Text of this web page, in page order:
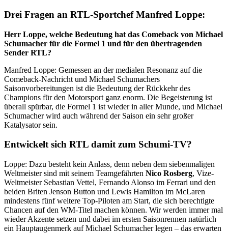
Drei Fragen an RTL-Sportchef Manfred Loppe:
Herr Loppe, welche Bedeutung hat das Comeback von Michael
Schumacher für die Formel 1 und für den übertragenden
Sender RTL?
Manfred Loppe: Gemessen an der medialen Resonanz auf die
Comeback-Nachricht und Michael Schumachers
Saisonvorbereitungen ist die Bedeutung der Rückkehr des
Champions für den Motorsport ganz enorm. Die Begeisterung ist
überall spürbar, die Formel 1 ist wieder in aller Munde, und Michael
Schumacher wird auch während der Saison ein sehr großer
Katalysator sein.
Entwickelt sich RTL damit zum Schumi-TV?
Loppe: Dazu besteht kein Anlass, denn neben dem siebenmaligen
Weltmeister sind mit seinem Teamgefährten Nico Rosberg, Vize-
Weltmeister Sebastian Vettel, Fernando Alonso im Ferrari und den
beiden Briten Jenson Button und Lewis Hamilton im McLaren
mindestens fünf weitere Top-Piloten am Start, die sich berechtigte
Chancen auf den WM-Titel machen können. Wir werden immer mal
wieder Akzente setzen und dabei im ersten Saisonrennen natürlich
ein Hauptaugenmerk auf Michael Schumacher legen – das erwarten